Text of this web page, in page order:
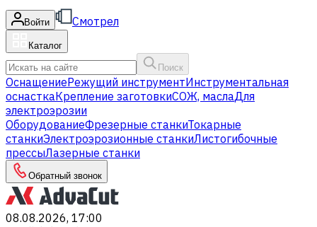
Войти Смотрел
Каталог
Поиск
ОснащениеРежущий инструментИнструментальная
оснасткаКрепление заготовкиСОЖ, маслаДля
электроэрозии
ОборудованиеФрезерные станкиТокарные
станкиЭлектроэрозионные станкиЛистогибочные
прессыЛазерные станки
Обратный звонок
08.08.2026, 17:00